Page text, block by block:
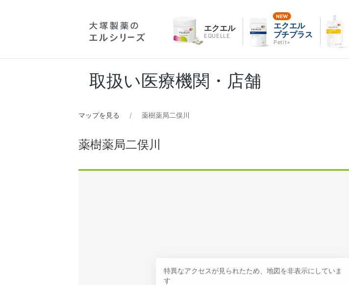
エクエル
EQUELLE
エクエル
プチプラス
Petit+
取扱い医療機関・店舗
マップを見る 薬樹薬局二俣川
薬樹薬局二俣川
特異なアクセスが見られたため、地図を非表示にしていま
す